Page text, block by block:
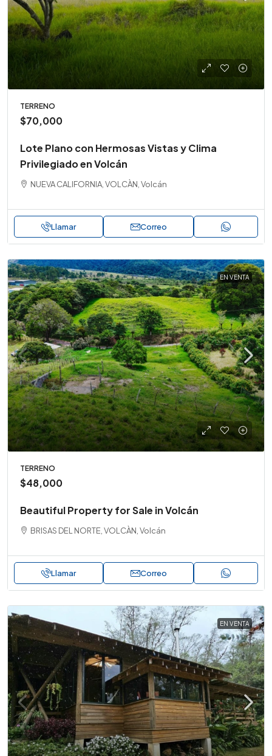
TERRENO
$70,000
Lote Plano con Hermosas Vistas y Clima
Privilegiado en Volcán
NUEVA CALIFORNIA, VOLCÀN, Volcán
Llamar Correo
EN VENTA
TERRENO
$48,000
Beautiful Property for Sale in Volcán
BRISAS DEL NORTE, VOLCÀN, Volcán
Llamar Correo
EN VENTA